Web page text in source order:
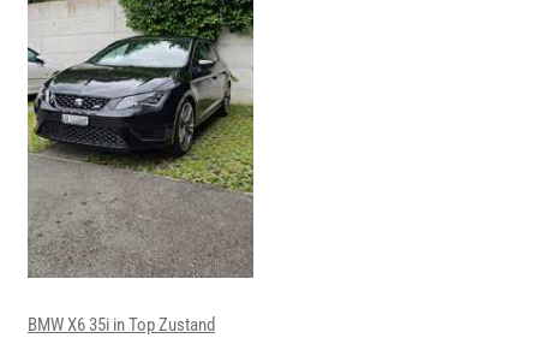
BMW X6 35i in Top Zustand